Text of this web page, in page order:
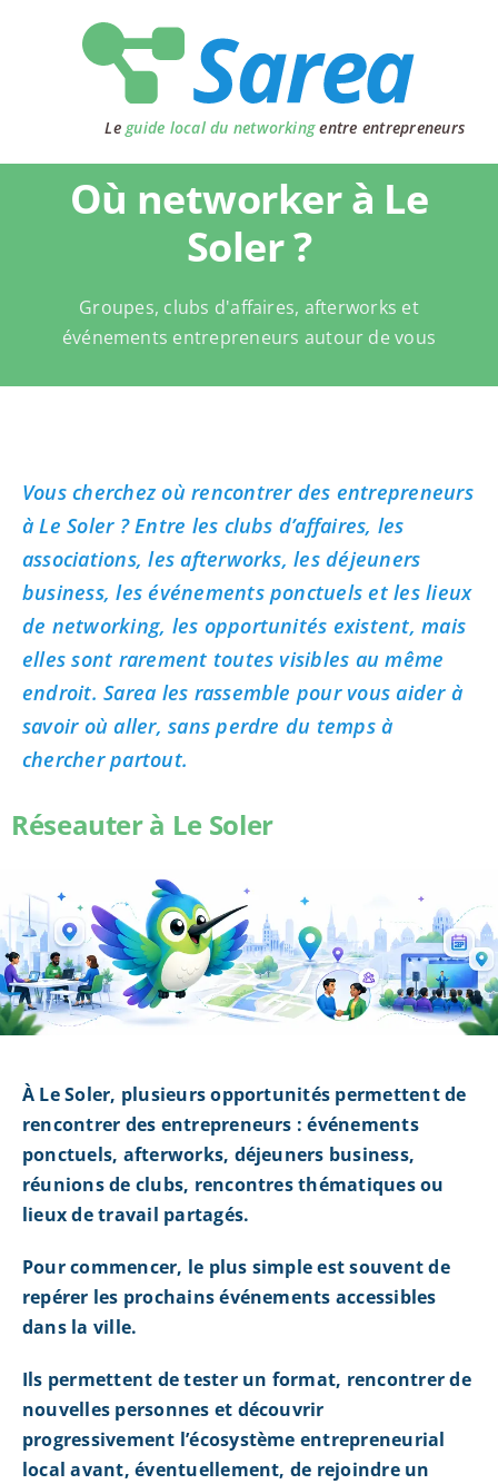
Le guide local du networkingentre entrepreneurs
Où networker à Le
Soler ?
Groupes, clubs d'affaires, afterworks et
événements entrepreneurs autour de vous
Vous cherchez où rencontrer des entrepreneurs
à Le Soler ? Entre les clubs d’affaires, les
associations, les afterworks, les déjeuners
business, les événements ponctuels et les lieux
de networking, les opportunités existent, mais
elles sont rarement toutes visibles au même
endroit. Sarea les rassemble pour vous aider à
savoir où aller, sans perdre du temps à
chercher partout.
Réseauter à Le Soler
À Le Soler, plusieurs opportunités permettent de
rencontrer des entrepreneurs : événements
ponctuels, afterworks, déjeuners business,
réunions de clubs, rencontres thématiques ou
lieux de travail partagés.
Pour commencer, le plus simple est souvent de
repérer les prochains événements accessibles
dans la ville.
Ils permettent de tester un format, rencontrer de
nouvelles personnes et découvrir
progressivement l’écosystème entrepreneurial
local avant, éventuellement, de rejoindre un